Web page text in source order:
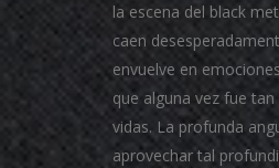
la escena del black
caen
envuelve en
que alguna vez fue
vidas. La profunda
aprovechar tal